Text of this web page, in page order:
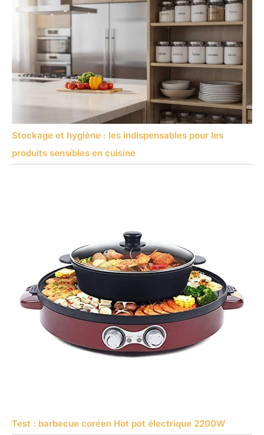
Stockage et hygiène : les indispensables pour les
produits sensibles en cuisine
Test : barbecue coréen Hot pot électrique 2200W